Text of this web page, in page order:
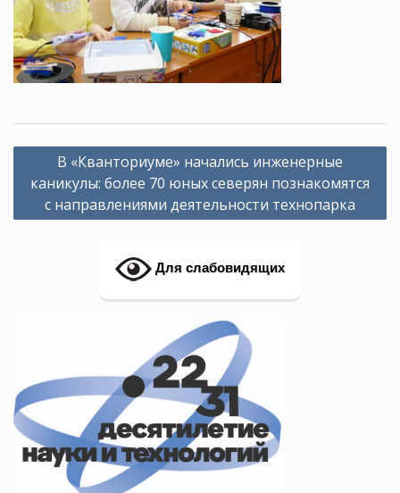
Навигация
по
записям
В «Кванториуме» начались инженерные
каникулы: более 70 юных северян познакомятся
с направлениями деятельности технопарка
Для слабовидящих